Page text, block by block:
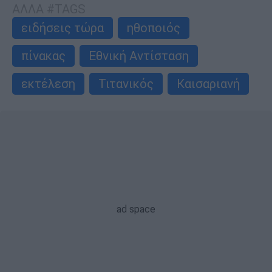
ειδήσεις τώρα
ηθοποιός
πίνακας
Εθνική Αντίσταση
εκτέλεση
Τιτανικός Καισαριανή